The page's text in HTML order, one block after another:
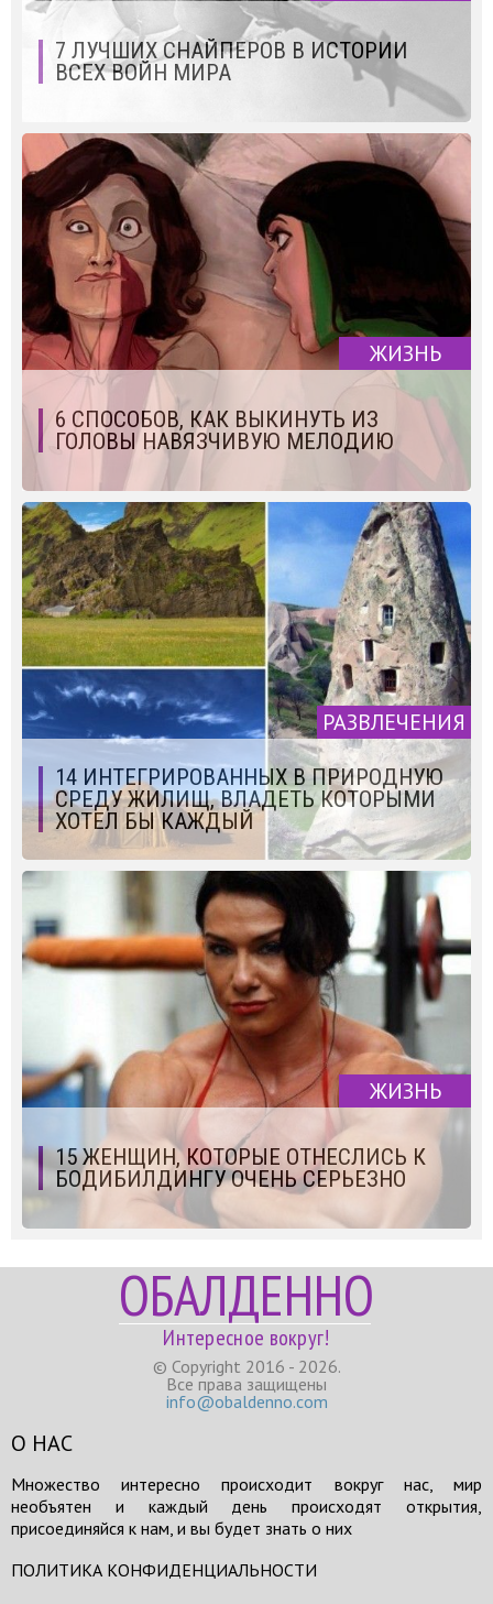
7 ЛУЧШИХ СНАЙПЕРОВ В ИСТОРИИ
ВСЕХ ВОЙН МИРА
ЖИЗНЬ
6 СПОСОБОВ, КАК ВЫКИНУТЬ ИЗ
ГОЛОВЫ НАВЯЗЧИВУЮ МЕЛОДИЮ
РАЗВЛЕЧЕНИЯ
14 ИНТЕГРИРОВАННЫХ В ПРИРОДНУЮ
СРЕДУ ЖИЛИЩ, ВЛАДЕТЬ КОТОРЫМИ
ХОТЕЛ БЫ КАЖДЫЙ
ЖИЗНЬ
15 ЖЕНЩИН, КОТОРЫЕ ОТНЕСЛИСЬ К
БОДИБИЛДИНГУ ОЧЕНЬ СЕРЬЕЗНО
ОБАЛДЕННО
Интересное вокруг!
© Copyright 2016 - 2026.
Все права защищены
info@obaldenno.com
О НАС
Множество интересно происходит вокруг нас, мир
необъятен и каждый день происходят открытия,
присоединяйся к нам, и вы будет знать о них
ПОЛИТИКА КОНФИДЕНЦИАЛЬНОСТИ